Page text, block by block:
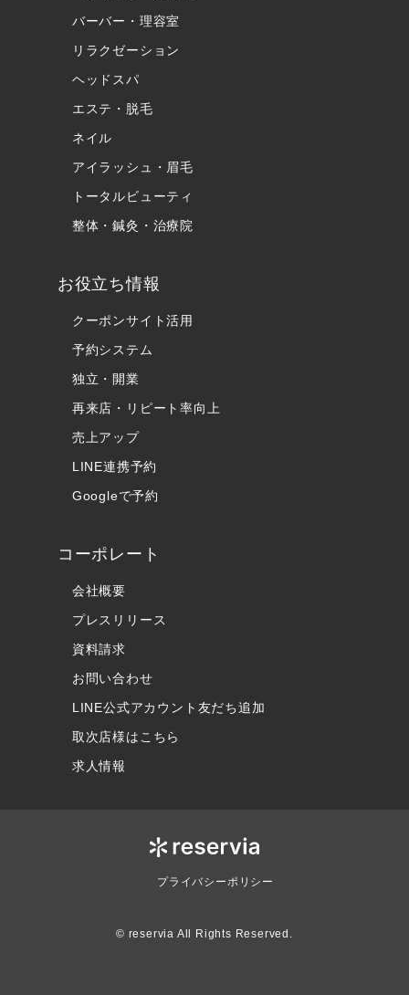
バーバー・理容室
リラクゼーション
ヘッドスパ
エステ・脱毛
ネイル
アイラッシュ・眉毛
トータルビューティ
整体・鍼灸・治療院
お役立ち情報
クーポンサイト活用
予約システム
独立・開業
再来店・リピート率向上
売上アップ
LINE連携予約
Googleで予約
コーポレート
会社概要
プレスリリース
資料請求
お問い合わせ
LINE公式アカウント友だち追加
取次店様はこちら
求人情報
プライバシーポリシー
© reservia All Rights Reserved.